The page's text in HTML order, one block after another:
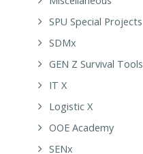
SPU Special Projects
SDMx
GEN Z Survival Tools
IT X
Logistic X
OOE Academy
SENx